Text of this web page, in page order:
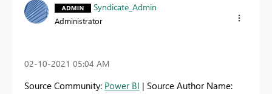
Syndicate_Admin
Administrator
‎02-10-2021 05:04 AM
Source Community: Power BI | Source Author Name: